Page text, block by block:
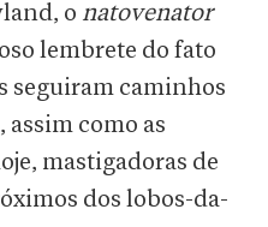
o natovenator
lembrete do fato
seguiram caminhos
como as
mastigadoras de
dos lobos-da-